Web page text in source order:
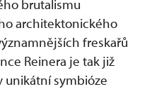
brutalismu
architektonického
freskařů
Reinera je tak již
unikátní symbióze